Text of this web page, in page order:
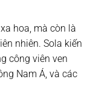
hoa, mà còn là
nhiên. Sola kiến
công viên ven
Nam Á, và các